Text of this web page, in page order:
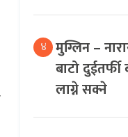
४ मुग्लिन –
बाटो
लाग्ने सक्ने